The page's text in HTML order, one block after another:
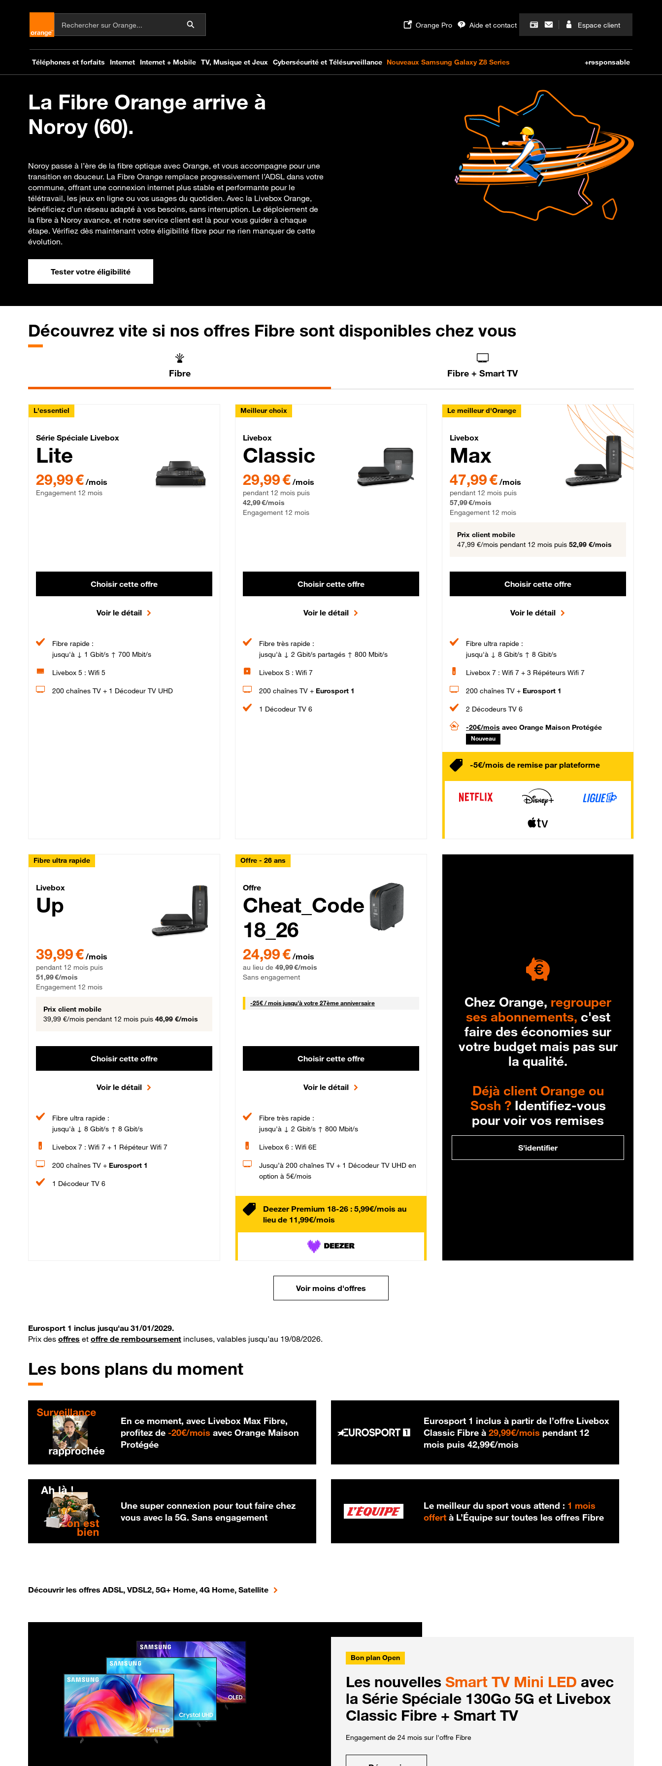
La Fibre Orange arrive à
Noroy (60).
Noroy passe à l’ère de la fibre optique avec Orange, et vous accompagne pour une
transition en douceur. La Fibre Orange remplace progressivement l’ADSL dans votre
commune, offrant une connexion internet plus stable et performante pour le
télétravail, les jeux en ligne ou vos usages du quotidien. Avec la Livebox Orange,
bénéficiez d’un réseau adapté à vos besoins, sans interruption. Le déploiement de
la fibre à Noroy avance, et notre service client est là pour vous guider à chaque
étape. Vérifiez dès maintenant votre éligibilité fibre pour ne rien manquer de cette
évolution.
Tester votre éligibilité
Découvrez vite si nos offres Fibre sont disponibles chez vous
Fibre Fibre + Smart TV
L'essentiel
Série Spéciale Livebox Lite Fibre
Série Spéciale Livebox
Lite
29,99 € par mois , Engagement 12 mois
29,99 € /mois
Engagement 12 mois
Choisir cette offre
Voir le détail
Fibre rapide :
jusqu'à ↓ 1 Gbit/s ↑ 700 Mbit/s
Livebox 5 : Wifi 5
200 chaînes TV + 1 Décodeur TV UHD
Meilleur choix
Livebox Classic Fibre
Livebox
Classic
29,99 € par mois pendant 12 mois puis 42,99 € par mois, Engagement 12 mois
29,99 € /mois
pendant 12 mois puis
42,99 €/mois
Engagement 12 mois
Choisir cette offre
Voir le détail
Fibre très rapide :
jusqu'à ↓ 2 Gbit/s partagés ↑ 800 Mbit/s
Livebox S : Wifi 7
200 chaînes TV + Eurosport 1
1 Décodeur TV 6
Le meilleur d'Orange
Livebox Max Fibre
Livebox
Max
47,99 € par mois pendant 12 mois puis 57,99 € par mois,
47,99 € /mois
pendant 12 mois puis
57,99 €/mois
Engagement 12 mois
Prix client mobile
47,99 €/mois pendant 12 mois puis 52,99 €/mois
Choisir cette offre
Voir le détail
Fibre ultra rapide :
jusqu'à ↓ 8 Gbit/s ↑ 8 Gbit/s
Livebox 7 : Wifi 7 + 3 Répéteurs Wifi 7
200 chaînes TV + Eurosport 1
2 Décodeurs TV 6
-20€/mois avec Orange Maison Protégée
Nouveau
-5€/mois de remise par plateforme
Fibre ultra rapide
Livebox Up Fibre
Livebox
Up
39,99 € /mois
pendant 12 mois puis
51,99 €/mois
Engagement 12 mois
Prix client mobile
39,99 €/mois pendant 12 mois puis 46,99 €/mois
Choisir cette offre
Voir le détail
Fibre ultra rapide :
jusqu'à ↓ 8 Gbit/s ↑ 8 Gbit/s
Livebox 7 : Wifi 7 + 1 Répéteur Wifi 7
200 chaînes TV + Eurosport 1
1 Décodeur TV 6
Offre - 26 ans
Cheat_Code Fibre_18_26
Offre
Cheat_Code
18_26
24,99 € /mois
au lieu de 49,99 €/mois
Sans engagement
-25€ / mois25 € par mois
jusqu'à votre 27ème anniversaire
Choisir cette offre
Voir le détail
Fibre très rapide :
jusqu'à ↓ 2 Gbit/s ↑ 800 Mbit/s
Livebox 6 : Wifi 6E
Jusqu’à 200 chaînes TV + 1 Décodeur TV UHD en
option à 5€/mois
Deezer Premium 18-26 : 5,99€/mois au
lieu de 11,99€/mois
Chez Orange, regrouper
ses abonnements, c'est
faire des économies sur
votre budget mais pas sur
la qualité.
Déjà client Orange ou
Sosh ?Identifiez-vous
pour voir vos remises
S'identifier
Voir moins d'offres
Eurosport 1 inclus jusqu'au 31/01/2029.
Prix des offres et offre de remboursement incluses, valables jusqu’au 19/08/2026.
Les bons plans du moment
En ce moment, avec Livebox Max Fibre,
profitez de -20€/mois 20 € par mois
avec Orange Maison
Protégée
Eurosport 1 inclus à partir de l’offre Livebox
Classic Fibre à29,99€/mois 29,99 € par mois
pendant 12
mois puis42,99€/mois
Une super connexion pour tout faire chez
vous avec la 5G. Sans engagement
Le meilleur du sport vous attend : 1 mois
offert à L’Équipe sur toutes les offres Fibre
Découvrir les offres ADSL, VDSL2, 5G+ Home, 4G Home, Satellite
Bon plan Open
Les nouvelles Smart TV Mini LED avec
la Série Spéciale 130Go 5G et Livebox
Classic Fibre + Smart TV
Engagement de 24 mois sur l'offre Fibre